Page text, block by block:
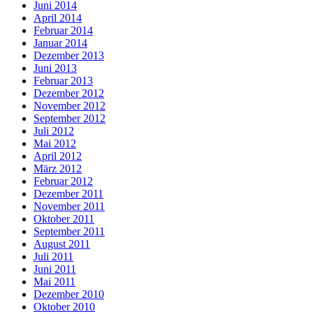
Juni 2014
April 2014
Februar 2014
Januar 2014
Dezember 2013
Juni 2013
Februar 2013
Dezember 2012
November 2012
September 2012
Juli 2012
Mai 2012
April 2012
März 2012
Februar 2012
Dezember 2011
November 2011
Oktober 2011
September 2011
August 2011
Juli 2011
Juni 2011
Mai 2011
Dezember 2010
Oktober 2010